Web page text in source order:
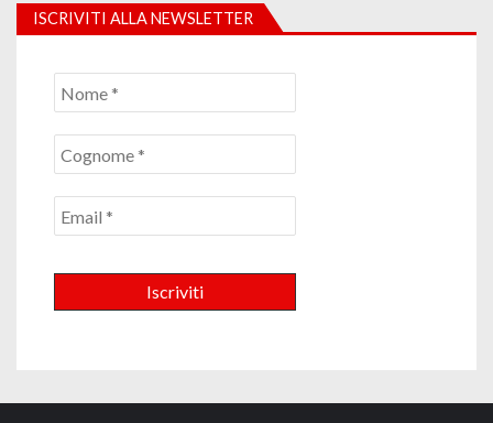
ISCRIVITI ALLA NEWSLETTER